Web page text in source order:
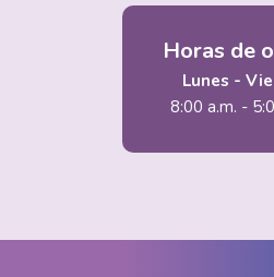
Horas de
Lunes -
8:00 a.m. -